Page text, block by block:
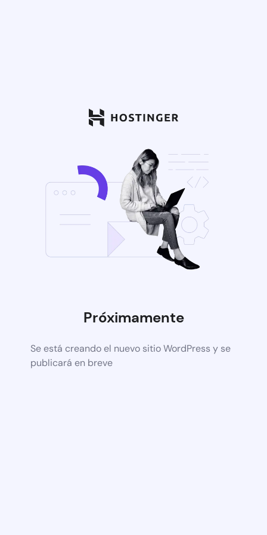
Próximamente
Se está creando el nuevo sitio WordPress y se
publicará en breve